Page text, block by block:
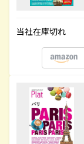
当社在庫切れ